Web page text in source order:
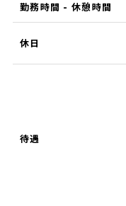
勤務時間 - 休憩時間
休日
待遇